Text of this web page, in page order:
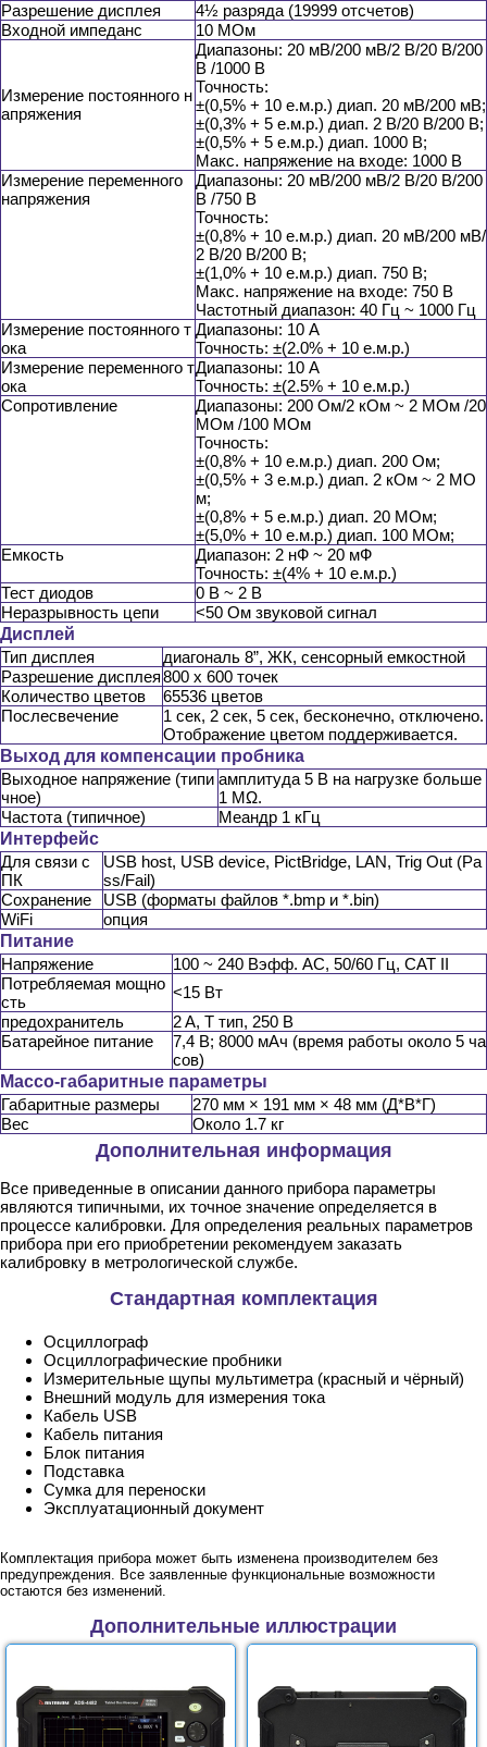
Разрешение дисплея
4½ разряда (19999 отсчетов)
Входной импеданс
10 МОм
Измерение постоянного н
апряжения
Диапазоны: 20 мВ/200 мВ/2 В/20 В/200
В /1000 В
Точность:
±(0,5% + 10 е.м.р.) диап. 20 мВ/200 мВ;
±(0,3% + 5 е.м.р.) диап. 2 В/20 В/200 В;
±(0,5% + 5 е.м.р.) диап. 1000 В;
Макс. напряжение на входе: 1000 В
Измерение переменного
напряжения
Диапазоны: 20 мВ/200 мВ/2 В/20 В/200
В /750 В
Точность:
±(0,8% + 10 е.м.р.) диап. 20 мВ/200 мВ/
2 В/20 В/200 В;
±(1,0% + 10 е.м.р.) диап. 750 В;
Макс. напряжение на входе: 750 В
Частотный диапазон: 40 Гц ~ 1000 Гц
Измерение постоянного т
ока
Диапазоны: 10 А
Точность: ±(2.0% + 10 е.м.р.)
Измерение переменного т
ока
Диапазоны: 10 А
Точность: ±(2.5% + 10 е.м.р.)
Сопротивление
Диапазоны: 200 Ом/2 кОм ~ 2 МОм /20
МОм /100 МОм
Точность:
±(0,8% + 10 е.м.р.) диап. 200 Ом;
±(0,5% + 3 е.м.р.) диап. 2 кОм ~ 2 МО
м;
±(0,8% + 5 е.м.р.) диап. 20 МОм;
±(5,0% + 10 е.м.р.) диап. 100 МОм;
Емкость
Диапазон: 2 нФ ~ 20 мФ
Точность: ±(4% + 10 е.м.р.)
Тест диодов
0 В ~ 2 В
Неразрывность цепи
<50 Ом звуковой сигнал
Дисплей
Тип дисплея
диагональ 8”, ЖК, сенсорный емкостной
Разрешение дисплея800 х 600 точек
Количество цветов
65536 цветов
Послесвечение
1 сек, 2 сек, 5 сек, бесконечно, отключено.
Отображение цветом поддерживается.
Выход для компенсации пробника
Выходное напряжение (типи
чное)
амплитуда 5 В на нагрузке больше
1 MΩ.
Частота (типичное)
Меандр 1 кГц
Интерфейс
Для связи с
ПК
USB host, USB device, PictBridge, LAN, Trig Out (Pa
ss/Fail)
Сохранение
USB (форматы файлов *.bmp и *.bin)
WiFi
опция
Питание
Напряжение
100 ~ 240 Вэфф. AC, 50/60 Гц, CAT II
Потребляемая мощно
сть
<15 Вт
предохранитель
2 A, T тип, 250 В
Батарейное питание
7,4 В; 8000 мАч (время работы около 5 ча
сов)
Массо-габаритные параметры
Габаритные размеры
270 мм × 191 мм × 48 мм (Д*В*Г)
Вес
Около 1.7 кг
Дополнительная информация
Все приведенные в описании данного прибора параметры
являются типичными, их точное значение определяется в
процессе калибровки. Для определения реальных параметров
прибора при его приобретении рекомендуем заказать
калибровку в метрологической службе.
Стандартная комплектация
Осциллограф
Осциллографические пробники
Измерительные щупы мультиметра (красный и чёрный)
Внешний модуль для измерения тока
Кабель USB
Кабель питания
Блок питания
Подставка
Сумка для переноски
Эксплуатационный документ
Комплектация прибора может быть изменена производителем без
предупреждения. Все заявленные функциональные возможности
остаются без изменений.
Дополнительные иллюстрации